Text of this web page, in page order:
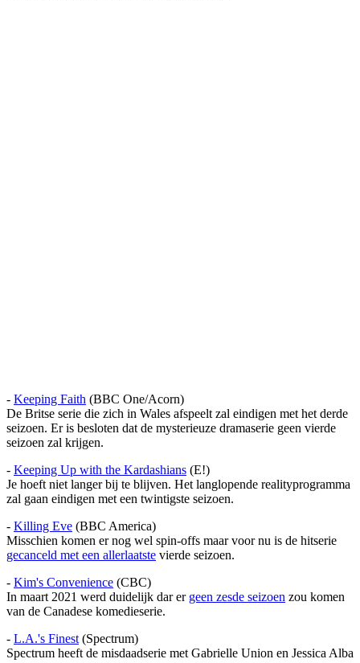
- Keeping Faith (BBC One/Acorn)
De Britse serie die zich in Wales afspeelt zal eindigen met het derde
seizoen. Er is besloten dat de mysterieuze dramaserie geen vierde
seizoen zal krijgen.
- Keeping Up with the Kardashians (E!)
Je hoeft niet langer bij te blijven. Het langlopende realityprogramma
zal gaan eindigen met een twintigste seizoen.
- Killing Eve (BBC America)
Misschien komen er nog wel spin-offs maar voor nu is de hitserie
gecanceld met een allerlaatste vierde seizoen.
- Kim's Convenience (CBC)
In maart 2021 werd duidelijk dar er geen zesde seizoen zou komen
van de Canadese komedieserie.
- L.A.'s Finest (Spectrum)
Spectrum heeft de misdaadserie met Gabrielle Union en Jessica Alba